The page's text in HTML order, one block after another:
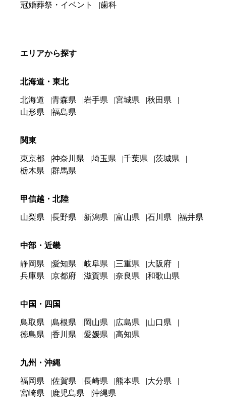
冠婚葬祭・イベント
歯科
エリアから探す
北海道・東北
北海道 青森県 岩手県 宮城県
秋田県
山形県
福島県
関東
東京都 神奈川県 埼玉県 千葉県
茨城県
栃木県
群馬県
甲信越・北陸
山梨県 長野県 新潟県 富山県 石川県 福井県
中部・近畿
静岡県 愛知県 岐阜県 三重県
大阪府
兵庫県
京都府 滋賀県 奈良県 和歌山県
中国・四国
鳥取県 島根県 岡山県 広島県
山口県
徳島県
香川県 愛媛県 高知県
九州・沖縄
福岡県 佐賀県 長崎県 熊本県
大分県
宮崎県
鹿児島県 沖縄県